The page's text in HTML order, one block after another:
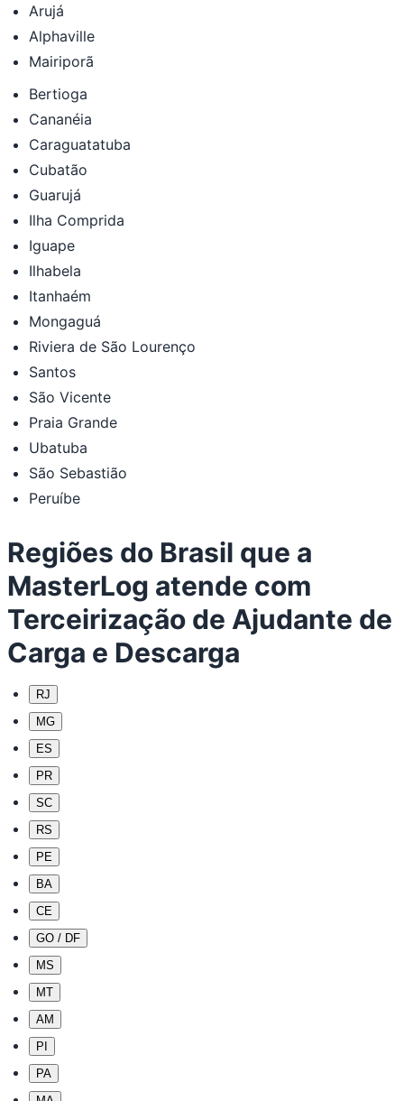
Arujá
Alphaville
Mairiporã
Bertioga
Cananéia
Caraguatatuba
Cubatão
Guarujá
Ilha Comprida
Iguape
Ilhabela
Itanhaém
Mongaguá
Riviera de São Lourenço
Santos
São Vicente
Praia Grande
Ubatuba
São Sebastião
Peruíbe
Regiões do Brasil que a
MasterLog atende com
Terceirização de Ajudante de
Carga e Descarga
RJ
MG
ES
PR
SC
RS
PE
BA
CE
GO / DF
MS
MT
AM
PI
PA